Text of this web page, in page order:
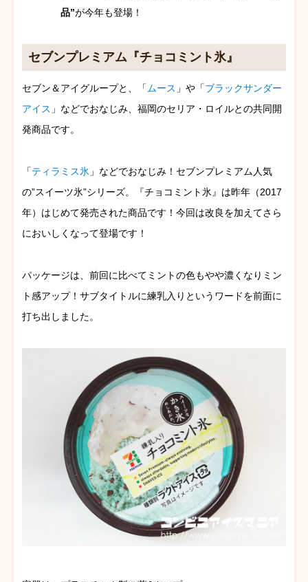
品”が今年も登場！
セブンプレミアム『チョコミント氷』
セブン＆アイグループと、「ムース 」や「ブラックサンダー
アイス 」などでおなじみ、福岡のセリア・ロイルとの共同開
発商品です。
「ティラミス氷 」などでおなじみ！セブンプレミアム人気
の”スイーツ氷”シリーズ。『チョコミント氷』は昨年（2017
年）はじめて発売された商品です！今回は改良を加えてさら
においしくなって登場です！
パッケージは、前回に比べてミントの色もやや濃くなりミン
ト感アップ！サブタイトルに練乳入りというワードを前面に
打ち出しました。